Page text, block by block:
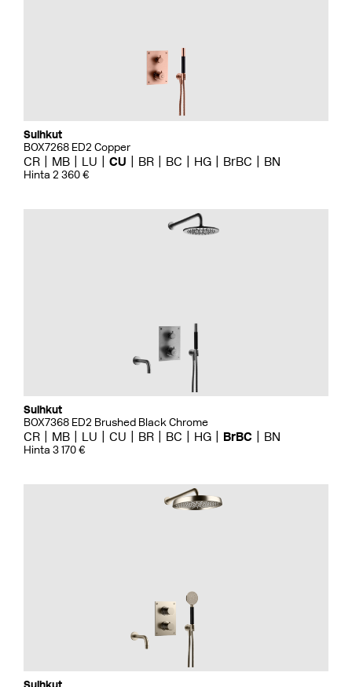
Suihkut
BOX7268 ED2 Copper
CR MB LU CU BR BC HG BrBC BN
Hinta 2 360 €
Suihkut
BOX7368 ED2 Brushed Black Chrome
CR MB LU CU BR BC HG BrBC BN
Hinta 3 170 €